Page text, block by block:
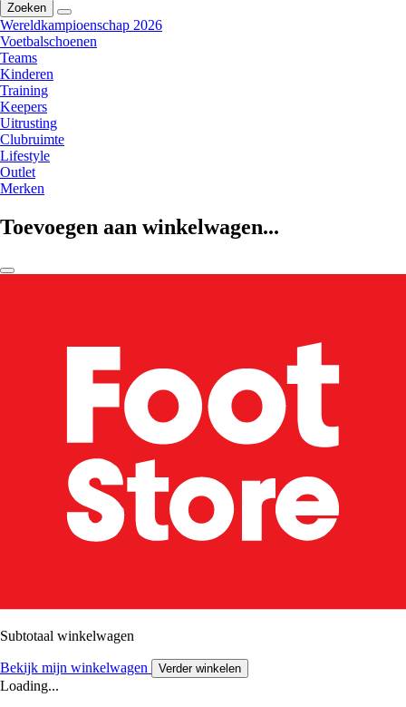
Zoeken
Wereldkampioenschap 2026
Voetbalschoenen
Teams
Kinderen
Training
Keepers
Uitrusting
Clubruimte
Lifestyle
Outlet
Merken
Toevoegen aan winkelwagen...
Subtotaal winkelwagen
Bekijk mijn winkelwagen Verder winkelen
Loading...